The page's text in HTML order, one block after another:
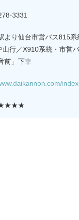
3331
より仙台市営バス815
山行／X910系統・市営
前」下車